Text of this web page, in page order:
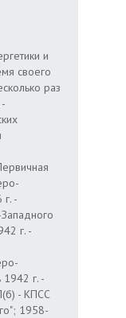
и
своего
раз
-
г. -
г. -
- КПСС
1958-